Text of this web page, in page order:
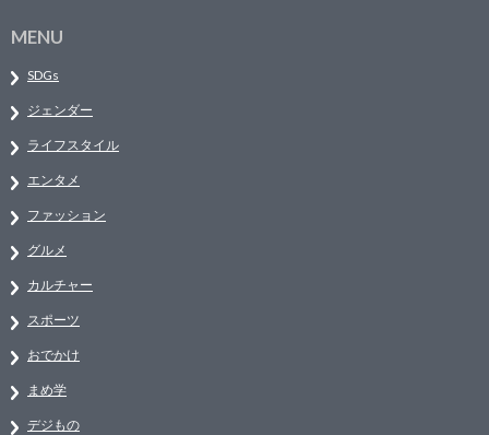
MENU
SDGs
ジェンダー
ライフスタイル
エンタメ
ファッション
グルメ
カルチャー
スポーツ
おでかけ
まめ学
デジもの